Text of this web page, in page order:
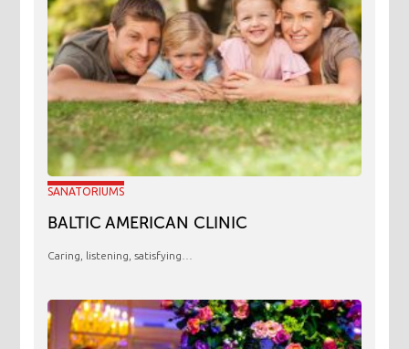
SANATORIUMS
BALTIC AMERICAN CLINIC
Caring, listening, satisfying…